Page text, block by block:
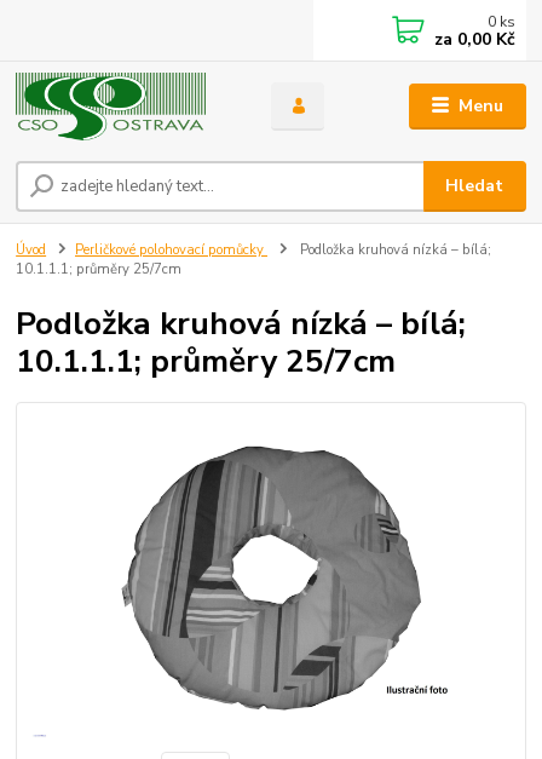
Menu
Hledat
0 ks
za 0,00 Kč
Úvod Perličkové polohovací pomůcky
Podložka kruhová nízká – bílá;
10.1.1.1; průměry 25/7cm
Podložka kruhová nízká – bílá;
10.1.1.1; průměry 25/7cm